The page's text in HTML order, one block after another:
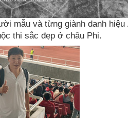
mẫu và từng giành danh hiệu
thi sắc đẹp ở châu Phi.